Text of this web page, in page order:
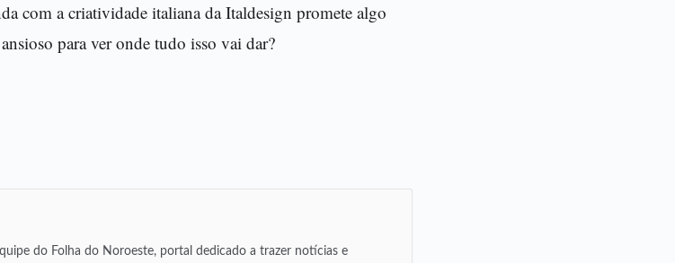
com a criatividade italiana da Italdesign promete algo
para ver onde tudo isso vai dar?
do Folha do Noroeste, portal dedicado a trazer notícias e